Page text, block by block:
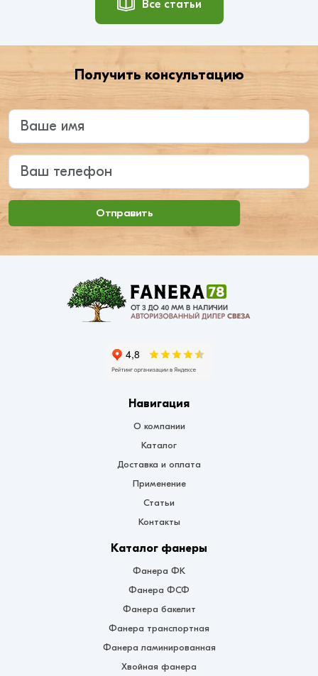
Все статьи
Получить консультацию
Введите ваше имя
Ваш телефон
Отправить
Навигация
О компании
Каталог
Доставка и оплата
Применение
Статьи
Контакты
Каталог фанеры
Фанера ФК
Фанера ФСФ
Фанера бакелит
Фанера транспортная
Фанера ламинированная
Хвойная фанера